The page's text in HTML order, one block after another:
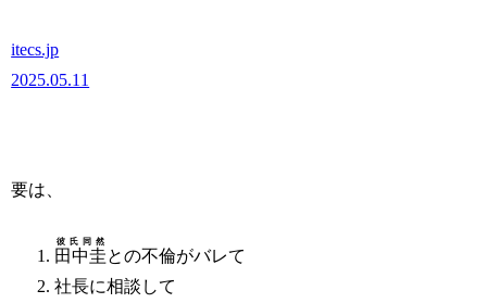
itecs.jp
2025.05.11
要は、
田中圭
彼氏同然
との不倫がバレて
社長に相談して